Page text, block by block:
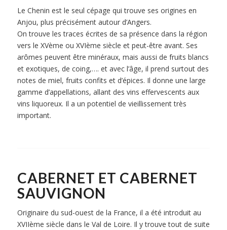
Le Chenin est le seul cépage qui trouve ses origines en
Anjou, plus précisément autour d’Angers.
On trouve les traces écrites de sa présence dans la région
vers le XVème ou XVIème siècle et peut-être avant. Ses
arômes peuvent être minéraux, mais aussi de fruits blancs
et exotiques, de coing,…. et avec l’âge, il prend surtout des
notes de miel, fruits confits et d’épices. Il donne une large
gamme d’appellations, allant des vins effervescents aux
vins liquoreux. Il a un potentiel de vieillissement très
important.
CABERNET ET CABERNET
SAUVIGNON
Originaire du sud-ouest de la France, il a été introduit au
XVIIème siècle dans le Val de Loire. Il y trouve tout de suite